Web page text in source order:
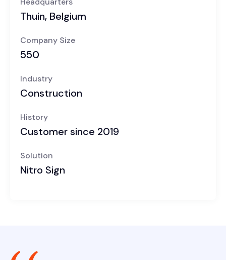
Thuin, Belgium
Company Size
550
Industry
Construction
History
Customer since 2019
Solution
Nitro Sign